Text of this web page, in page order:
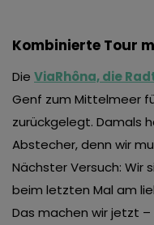
Kombinierte Tour
Die ViaRhôna, die
Genf zum Mittelmeer
zurückgelegt. Damals
Abstecher, denn wir
Nächster Versuch: Wir
beim letzten Mal am
Das machen wir jetzt